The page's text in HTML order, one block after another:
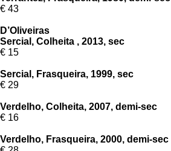
€ 43
D’Oliveiras
Sercial, Colheita , 2013, sec
€ 15
Sercial, Frasqueira, 1999, sec
€ 29
Verdelho, Colheita, 2007, demi-sec
€ 16
Verdelho, Frasqueira, 2000, demi-sec